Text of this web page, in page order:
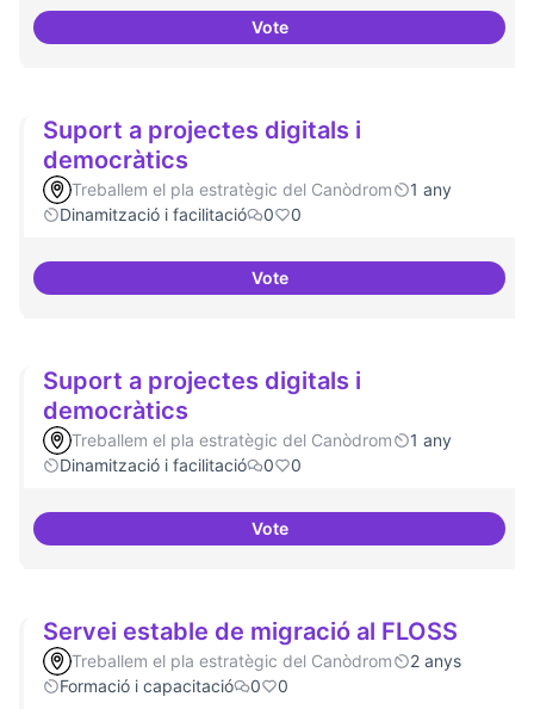
VoteTallers de col·laboració
Suport a projectes digitals i
democràtics
Treballem el pla estratègic del Canòdrom
1 any
Dinamització i facilitació
0 0
VoteSuport a projectes digitals i
Suport a projectes digitals i
democràtics
Treballem el pla estratègic del Canòdrom
1 any
Dinamització i facilitació
0 0
VoteSuport a projectes digitals i
Servei estable de migració al FLOSS
Treballem el pla estratègic del Canòdrom
2 anys
Formació i capacitació
0 0